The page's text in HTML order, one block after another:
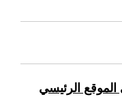
الرئيسي